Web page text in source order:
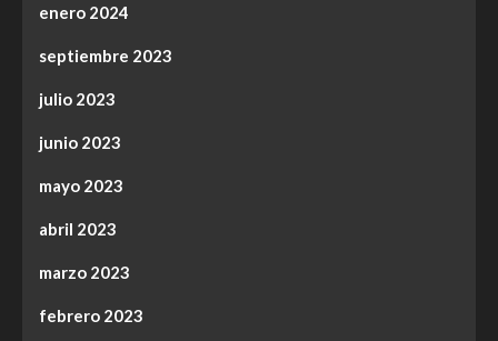
enero 2024
septiembre 2023
julio 2023
junio 2023
mayo 2023
abril 2023
marzo 2023
febrero 2023